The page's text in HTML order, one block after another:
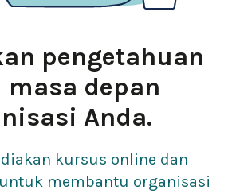
pengetahuan
masa depan
Anda.
kursus online dan
membantu organisasi